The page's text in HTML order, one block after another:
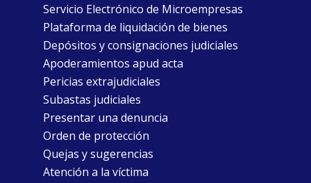
Servicio Electrónico de Microempresas
Plataforma de liquidación de bienes
Depósitos y consignaciones judiciales
Apoderamientos apud acta
Pericias extrajudiciales
Subastas judiciales
Presentar una denuncia
Orden de protección
Quejas y sugerencias
Atención a la víctima